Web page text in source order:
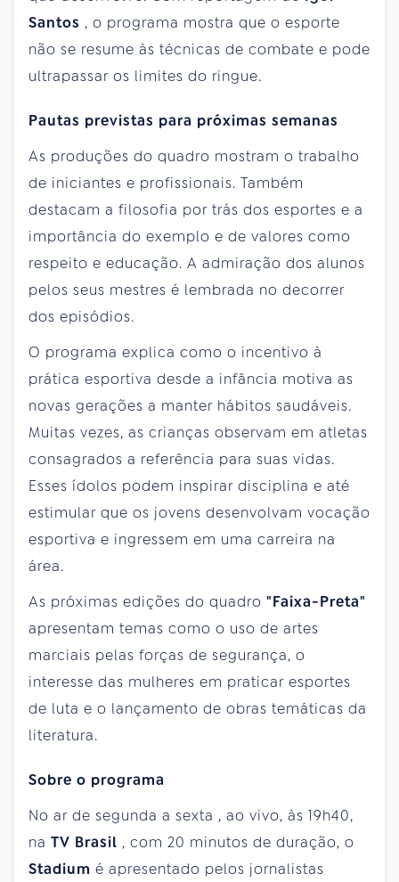
Santos , o programa mostra que o esporte
não se resume às técnicas de combate e pode
ultrapassar os limites do ringue.
Pautas previstas para próximas semanas
As produções do quadro mostram o trabalho
de iniciantes e profissionais. Também
destacam a filosofia por trás dos esportes e a
importância do exemplo e de valores como
respeito e educação. A admiração dos alunos
pelos seus mestres é lembrada no decorrer
dos episódios.
O programa explica como o incentivo à
prática esportiva desde a infância motiva as
novas gerações a manter hábitos saudáveis.
Muitas vezes, as crianças observam em atletas
consagrados a referência para suas vidas.
Esses ídolos podem inspirar disciplina e até
estimular que os jovens desenvolvam vocação
esportiva e ingressem em uma carreira na
área.
As próximas edições do quadro "Faixa-Preta"
apresentam temas como o uso de artes
marciais pelas forças de segurança, o
interesse das mulheres em praticar esportes
de luta e o lançamento de obras temáticas da
literatura.
Sobre o programa
No ar de segunda a sexta , ao vivo, às 19h40,
na TV Brasil , com 20 minutos de duração, o
Stadium é apresentado pelos jornalistas